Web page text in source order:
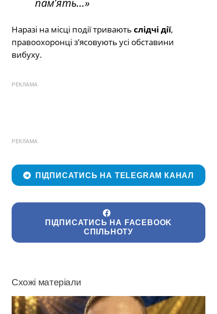
Наразі на місці події тривають слідчі дії,
правоохоронці з’ясовують усі обставини
вибуху.
РЕКЛАМА
РЕКЛАМА
ПІДПИСАТИСЬ НА TELEGRAM КАНАЛ
ПІДПИСАТИСЬ НА FACEBOOK
СПІЛЬНОТУ
Схожі матеріали